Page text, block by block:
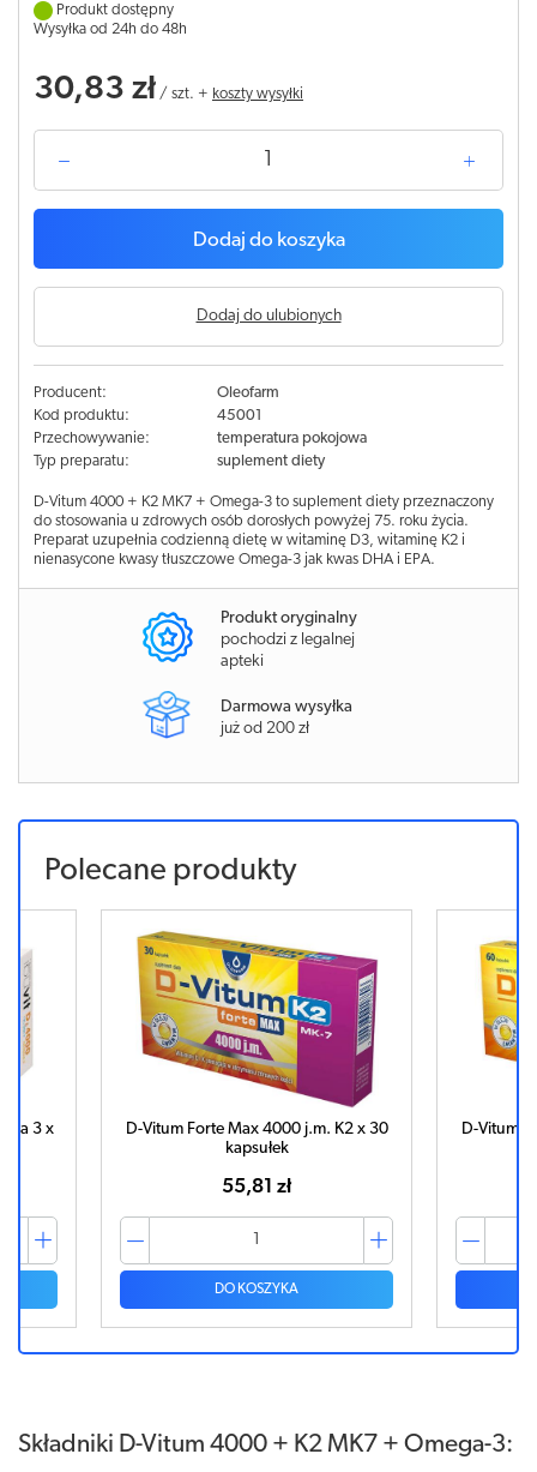
Produkt dostępny
Wysyłka od 24h do 48h
30,83 zł / szt. + koszty wysyłki
Dodaj do koszyka
Dodaj do ulubionych
Producent:
Oleofarm
Kod produktu:
45001
Przechowywanie:
temperatura pokojowa
Typ preparatu:
suplement diety
D-Vitum 4000 + K2 MK7 + Omega-3 to suplement diety przeznaczony
do stosowania u zdrowych osób dorosłych powyżej 75. roku życia.
Preparat uzupełnia codzienną dietę w witaminę D3, witaminę K2 i
nienasycone kwasy tłuszczowe Omega-3 jak kwas DHA i EPA.
Produkt oryginalny
pochodzi z legalnej
apteki
Darmowa wysyłka
już od 200 zł
Polecane produkty
3 x
D-Vitum Forte Max 4000 j.m. K2 x 30
kapsułek
55,81 zł
DO KOSZYKA
D-Vitum
Składniki D-Vitum 4000 + K2 MK7 + Omega-3: